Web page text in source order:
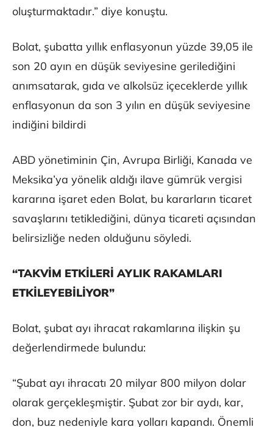
oluşturmaktadır.” diye konuştu.
Bolat, şubatta yıllık enflasyonun yüzde 39,05 ile
son 20 ayın en düşük seviyesine gerilediğini
anımsatarak, gıda ve alkolsüz içeceklerde yıllık
enflasyonun da son 3 yılın en düşük seviyesine
indiğini bildirdi
ABD yönetiminin Çin, Avrupa Birliği, Kanada ve
Meksika’ya yönelik aldığı ilave gümrük vergisi
kararına işaret eden Bolat, bu kararların ticaret
savaşlarını tetiklediğini, dünya ticareti açısından
belirsizliğe neden olduğunu söyledi.
“TAKVİM ETKİLERİ AYLIK RAKAMLARI
ETKİLEYEBİLİYOR”
Bolat, şubat ayı ihracat rakamlarına ilişkin şu
değerlendirmede bulundu:
“Şubat ayı ihracatı 20 milyar 800 milyon dolar
olarak gerçekleşmiştir. Şubat zor bir aydı, kar,
don, buz nedeniyle kara yolları kapandı. Önemli